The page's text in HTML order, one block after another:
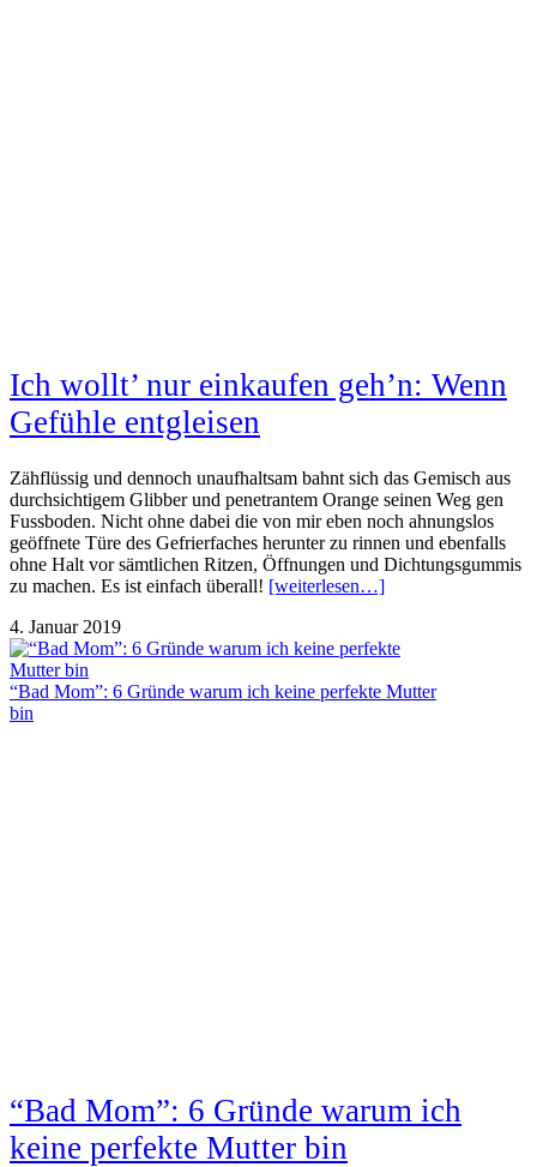
Ich wollt’ nur einkaufen geh’n: Wenn
Gefühle entgleisen
Zähflüssig und dennoch unaufhaltsam bahnt sich das Gemisch aus
durchsichtigem Glibber und penetrantem Orange seinen Weg gen
Fussboden. Nicht ohne dabei die von mir eben noch ahnungslos
geöffnete Türe des Gefrierfaches herunter zu rinnen und ebenfalls
ohne Halt vor sämtlichen Ritzen, Öffnungen und Dichtungsgummis
zu machen. Es ist einfach überall! [weiterlesen…]
4. Januar 2019
“Bad Mom”: 6 Gründe warum ich keine perfekte Mutter
bin
“Bad Mom”: 6 Gründe warum ich
keine perfekte Mutter bin